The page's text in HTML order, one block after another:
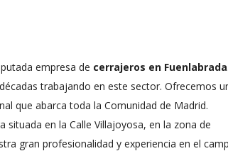
empresa de cerrajeros en Fuenlabrada
trabajando en este sector. Ofrecemos
que abarca toda la Comunidad de Madrid.
situada en la Calle Villajoyosa, en la zona de
gran profesionalidad y experiencia en el